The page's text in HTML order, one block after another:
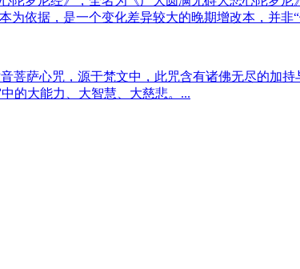
为依据，是一个变化差异较大的晚期增改本，并非
菩萨心咒，源于梵文中，此咒含有诸佛无尽的加
的大能力、大智慧、大慈悲。...